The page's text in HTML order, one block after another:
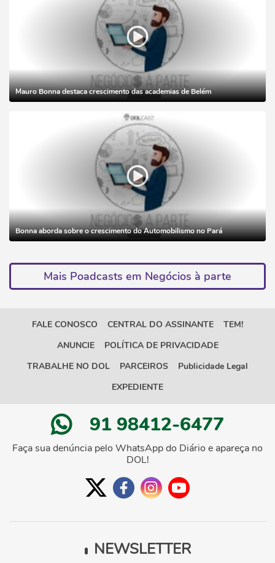
Mauro Bonna destaca crescimento das academias de Belém
Bonna aborda sobre o crescimento do Automobilismo no Pará
Mais Poadcasts em Negócios à parte
FALE CONOSCO CENTRAL DO ASSINANTE
TEM!
ANUNCIE
POLÍTICA DE PRIVACIDADE
TRABALHE NO DOL
PARCEIROS
Publicidade Legal
EXPEDIENTE
91 98412-6477
Faça sua denúncia pelo WhatsApp do Diário e apareça no
DOL!
NEWSLETTER